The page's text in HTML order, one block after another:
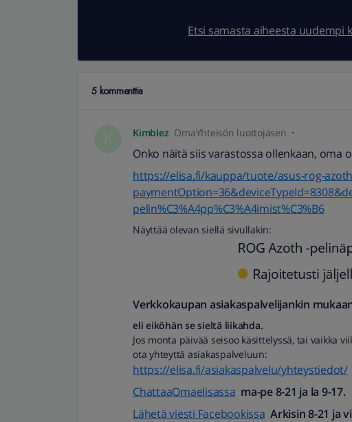
Etsi samasta aiheesta uudempi
5 kommenttia
Kimblez OmaYhteisön luottojäsen
Onko näitä siis varastossa ollenkaan, oma
https://elisa.fi/kauppa/tuote/asus-rog-
pelin%C3%A4pp%C3%A4imist%C3%B6
Näyttää olevan siellä sivullakin:
Verkkokaupan asiakaspalvelijankin
eli eiköhän se sieltä liikahda.
Jos monta päivää seisoo käsittelyssä, tai vaikka
ota yhteyttä asiakaspalveluun:
https://elisa.fi/asiakaspalvelu/yhteystiedot/
ChattaaOmaelisassa ma-pe 8-21 ja la 9-17.
Lähetä viesti Facebookissa Arkisin 8-21 ja